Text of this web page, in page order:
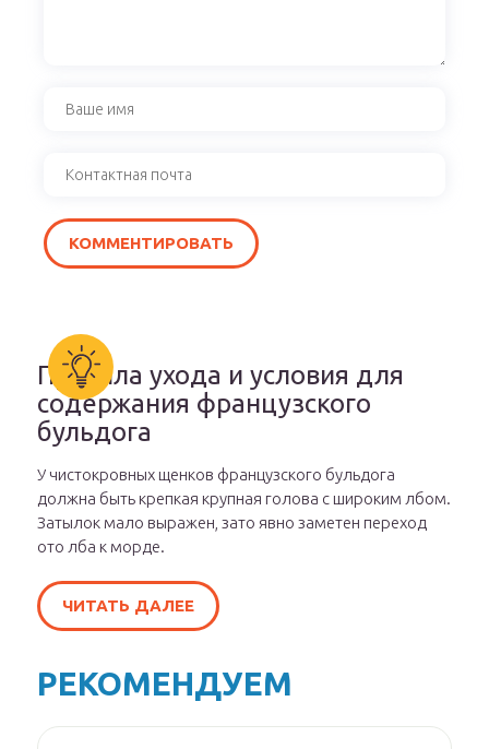
Правила ухода и условия для
содержания французского
бульдога
У чистокровных щенков французского бульдога
должна быть крепкая крупная голова с широким лбом.
Затылок мало выражен, зато явно заметен переход
ото лба к морде.
ЧИТАТЬ ДАЛЕЕ
РЕКОМЕНДУЕМ